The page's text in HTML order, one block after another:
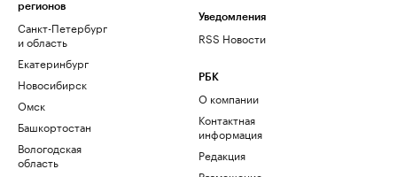
регионов
Санкт-Петербург
и область
Екатеринбург
Новосибирск
Омск
Башкортостан
Вологодская
область
Уведомления
RSS Новости
РБК
О компании
Контактная
информация
Редакция